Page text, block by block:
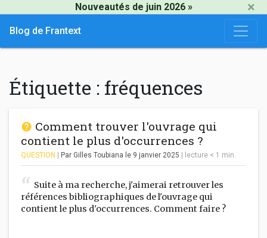
Nouveautés de juin 2026 » ×
Blog de Frantext
Étiquette : fréquences
Comment trouver l'ouvrage qui
contient le plus d'occurrences ?
QUESTION Par Gilles Toubiana le 9 janvier 2025 lecture < 1 min.
Suite à ma recherche, j'aimerai retrouver les
références bibliographiques de l'ouvrage qui
contient le plus d'occurrences. Comment faire ?